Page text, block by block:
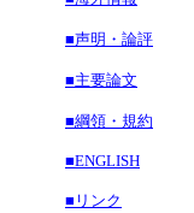
■声明・論評
■主要論文
■綱領・規約
■ENGLISH
■リンク